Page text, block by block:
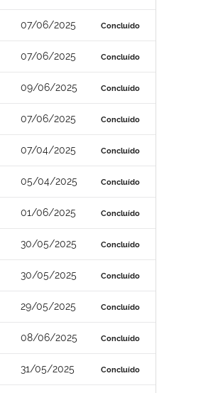
07/06/2025 Concluído
07/06/2025 Concluído
09/06/2025 Concluído
07/06/2025 Concluído
07/04/2025 Concluído
05/04/2025 Concluído
01/06/2025 Concluído
30/05/2025 Concluído
30/05/2025 Concluído
29/05/2025 Concluído
08/06/2025 Concluído
31/05/2025 Concluído